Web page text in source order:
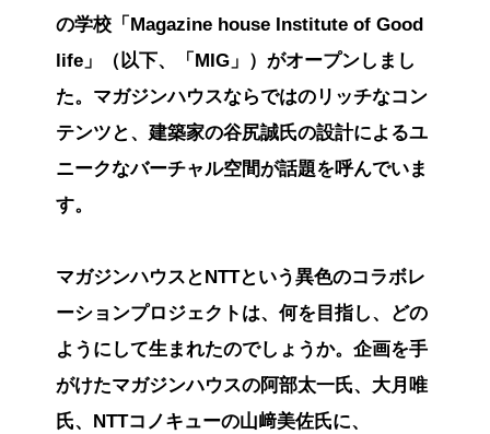
の学校「Magazine house Institute of Good
life」（以下、「MIG」）がオープンしまし
た。マガジンハウスならではのリッチなコン
テンツと、建築家の谷尻誠氏の設計によるユ
ニークなバーチャル空間が話題を呼んでいま
す。
マガジンハウスとNTTという異色のコラボレ
ーションプロジェクトは、何を目指し、どの
ようにして生まれたのでしょうか。企画を手
がけたマガジンハウスの阿部太一氏、大月唯
氏、NTTコノキューの山﨑美佐氏に、